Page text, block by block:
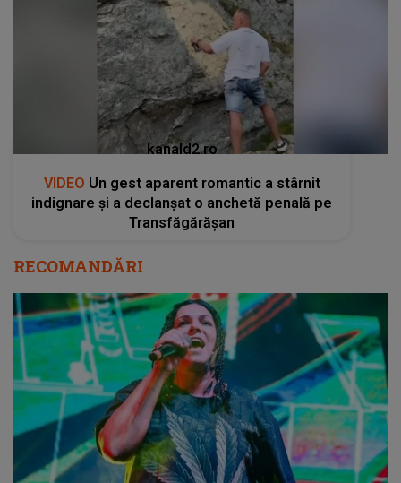
kanald2.ro
VIDEO Un gest aparent romantic a stârnit
indignare și a declanșat o anchetă penală pe
Transfăgărășan
RECOMANDĂRI